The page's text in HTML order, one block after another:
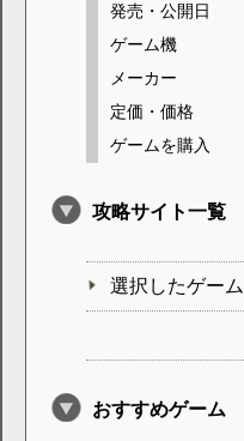
発売・公開日
ゲーム機
メーカー
定価・価格
ゲームを購入
攻略サイト一覧
選択したゲー
おすすめゲーム